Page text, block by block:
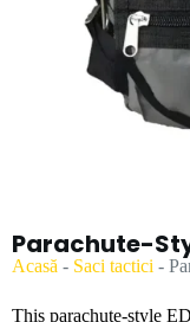
Parachute-
Acasă - Saci tactici -
This parachute-style